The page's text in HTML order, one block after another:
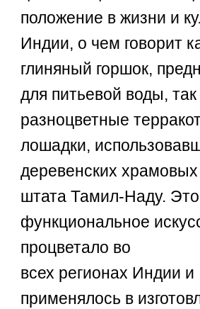
положение в жизни и
Индии, о чем говорит
глиняный горшок,
для питьевой воды, так
разноцветные
лошадки,
деревенских
штата Тамил-Наду. Это
функциональное
процветало во
всех регионах Индии и
применялось в